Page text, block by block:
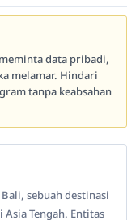
data pribadi,
melamar. Hindari
tanpa keabsahan
sebuah destinasi
Tengah. Entitas